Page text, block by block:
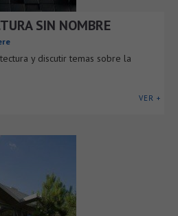
SIN NOMBRE
y discutir temas sobre la
VER +